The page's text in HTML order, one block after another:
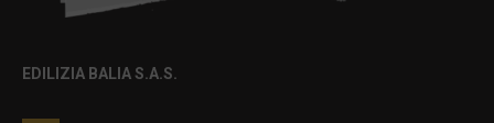
EDILIZIA BALIA S.A.S.